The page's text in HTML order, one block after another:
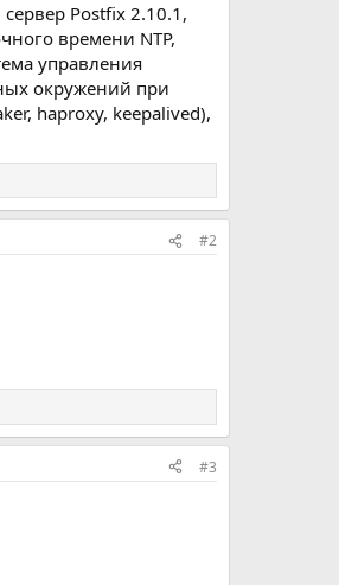
Postfix 2.10.1,
времени NTP,
управления
окружений при
haproxy, keepalived),
#2
#3